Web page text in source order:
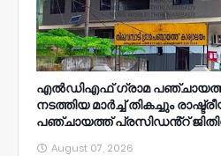
എൽഡിഎഫ് ഗ്രാമ
നടത്തിയ മാർച്ച് തികച്ചും
പഞ്ചായത്ത് പ്രസിഡൻ്റ്
August 07, 2026